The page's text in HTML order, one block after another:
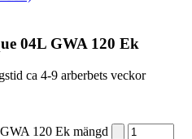
04L GWA 120 Ek
ca 4-9 arberbets veckor
120 Ek mängd